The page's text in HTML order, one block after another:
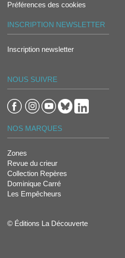
Préférences des cookies
INSCRIPTION NEWSLETTER
Inscription newsletter
NOUS SUIVRE
NOS MARQUES
Zones
Revue du crieur
Collection Repères
Dominique Carré
Les Empêcheurs
© Éditions La Découverte